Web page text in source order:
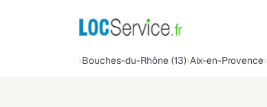
Bouches-du-Rhône (13) Aix-en-Provence